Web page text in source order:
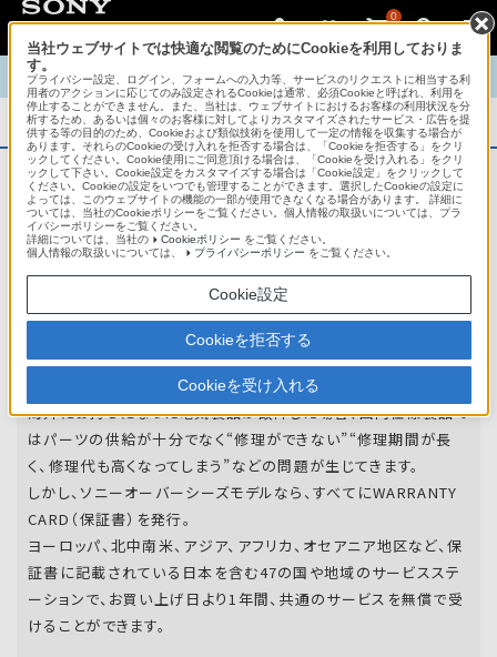
0
TOP 商品概要 商品情報 English 中文
商品概要
アフターサービス
オーバーシーズモデルは、いろいろな国
地域で共通の保証を実施しています。
世界47の国や地域で共通の保証サービスを実施し
ています。
海外にお持ちになった電気製品が故障した場合、国内仕様製品で
はパーツの供給が十分でなく“修理ができない”“修理期間が長
く、修理代も高くなってしまう”などの問題が生じてきます。
しかし、ソニーオーバーシーズモデルなら、すべてにWARRANTY
CARD（保証書）を発行。
ヨーロッパ、北中南米、アジア、アフリカ、オセアニア地区など、保
証書に記載されている日本を含む47の国や地域のサービスステ
ーションで、お買い上げ日より1年間、共通のサービスを無償で受
けることができます。
当社ウェブサイトでは快適な閲覧のためにCookieを利用しておりま
す。
プライバシー設定、ログイン、フォームへの入力等、サービスのリクエストに相当する利
用者のアクションに応じてのみ設定されるCookieは通常、必須Cookieと呼ばれ、利用を
停止することができません。また、当社は、ウェブサイトにおけるお客様の利用状況を分
析するため、あるいは個々のお客様に対してよりカスタマイズされたサービス・広告を提
供する等の目的のため、Cookieおよび類似技術を使用して一定の情報を収集する場合が
あります。それらのCookieの受け入れを拒否する場合は、「Cookieを拒否する」をクリ
ックしてください。Cookie使用にご同意頂ける場合は、「Cookieを受け入れる」をクリ
ックして下さい。Cookie設定をカスタマイズする場合は「Cookie設定」をクリックして
ください。Cookieの設定をいつでも管理することができます。選択したCookieの設定に
よっては、このウェブサイトの機能の一部が使用できなくなる場合があります。 詳細に
ついては、当社のCookieポリシーをご覧ください。個人情報の取扱いについては、プラ
イバシーポリシーをご覧ください。
詳細については、当社の
Cookieポリシー をご覧ください。
個人情報の取扱いについては、
プライバシーポリシー をご覧ください。
Cookie設定
Cookieを拒否する
Cookieを受け入れる